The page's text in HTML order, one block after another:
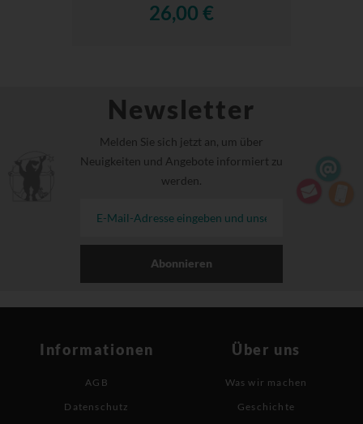
26,00 €
Newsletter
Melden Sie sich jetzt an, um über
Neuigkeiten und Angebote informiert zu
werden.
Abonnieren
Informationen
AGB
Datenschutz
Über uns
Was wir machen
Geschichte